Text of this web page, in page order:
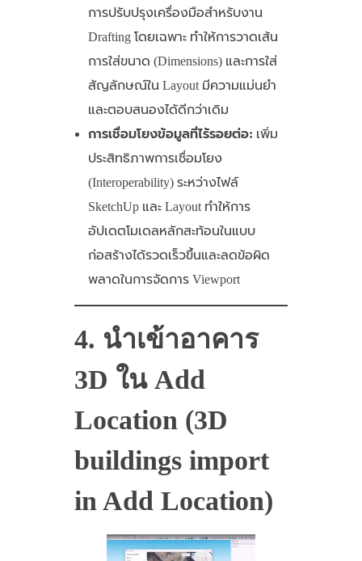
การปรับปรุงเครื่องมือสำหรับงาน
Drafting โดยเฉพาะ ทำให้การวาดเส้น
การใส่ขนาด (Dimensions) และการใส่
สัญลักษณ์ใน Layout มีความแม่นยำ
และตอบสนองได้ดีกว่าเดิม
การเชื่อมโยงข้อมูลที่ไร้รอยต่อ: เพิ่ม
ประสิทธิภาพการเชื่อมโยง
(Interoperability) ระหว่างไฟล์
SketchUp และ Layout ทำให้การ
อัปเดตโมเดลหลักสะท้อนในแบบ
ก่อสร้างได้รวดเร็วขึ้นและลดข้อผิด
พลาดในการจัดการ Viewport
4. นำเข้าอาคาร
3D ใน Add
Location (3D
buildings import
in Add Location)